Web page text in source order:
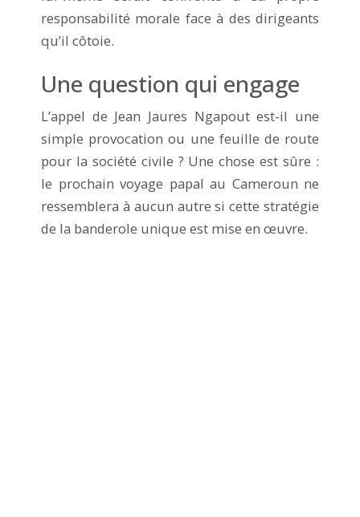
responsabilité morale face à des dirigeants
qu’il côtoie.
Une question qui engage
L’appel de Jean Jaures Ngapout est-il une
simple provocation ou une feuille de route
pour la société civile ? Une chose est sûre :
le prochain voyage papal au Cameroun ne
ressemblera à aucun autre si cette stratégie
de la banderole unique est mise en œuvre.